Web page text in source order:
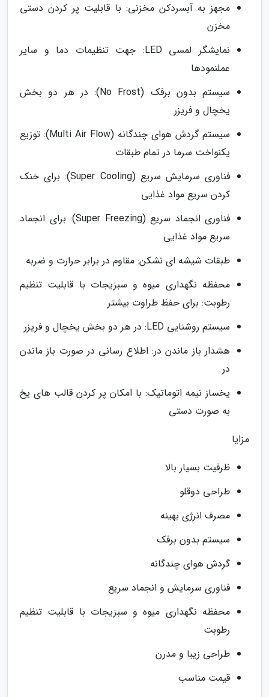
مجهز به آبسردکن مخزنی: با قابلیت پر کردن دستی
مخزن
نمایشگر لمسی LED: جهت تنظیمات دما و سایر
عملنمودها
سیستم بدون برفک (No Frost): در هر دو بخش
یخچال و فریزر
سیستم گردش هوای چندگانه (Multi Air Flow): توزیع
یکنواخت سرما در تمام طبقات
فناوری سرمایش سریع (Super Cooling): برای خنک
کردن سریع مواد غذایی
فناوری انجماد سریع (Super Freezing): برای انجماد
سریع مواد غذایی
طبقات شیشه ای نشکن: مقاوم در برابر حرارت و ضربه
محفظه نگهداری میوه و سبزیجات با قابلیت تنظیم
رطوبت: برای حفظ طراوت بیشتر
سیستم روشنایی LED: در هر دو بخش یخچال و فریزر
هشدار باز ماندن در: اطلاع رسانی در صورت باز ماندن
در
یخساز نیمه اتوماتیک: با امکان پر کردن قالب های یخ
به صورت دستی
مزایا
ظرفیت بسیار بالا
طراحی دوقلو
مصرف انرژی بهینه
سیستم بدون برفک
گردش هوای چندگانه
فناوری سرمایش و انجماد سریع
محفظه نگهداری میوه و سبزیجات با قابلیت تنظیم
رطوبت
طراحی زیبا و مدرن
قیمت مناسب